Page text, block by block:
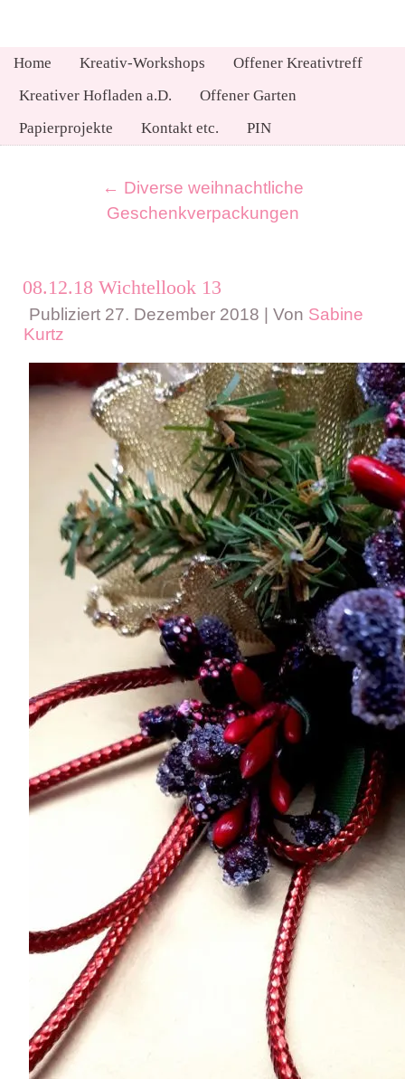
Home Kreativ-Workshops
Offener Kreativtreff
Kreativer Hofladen a.D.
Offener Garten
Papierprojekte
Kontakt etc. PIN
← Diverse weihnachtliche
Geschenkverpackungen
08.12.18 Wichtellook 13
Publiziert 27. Dezember 2018 Von Sabine
Kurtz